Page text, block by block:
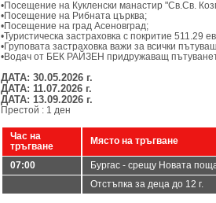
•Посещение на Кукленски манастир "Св.Св.
•Посещение на Рибната църква;
•Посещение на град Асеновград;
•Туристическа застраховка с покритие 511.29
•Груповата застраховка важи за всички
•Водач от БЕК РАЙЗЕН придружаващ
ДАТА: 30.05.2026 г.
ДАТА: 11.07.2026 г.
ДАТА: 13.09.2026 г.
Престой : 1 ден
Час на
тръгване
Място на тръгване
07:00 Бургас - срещу Новата
Отстъпка за деца до 12 г.